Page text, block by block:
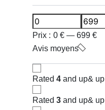
Prix : 0 € — 699 €
Avis moyens
Rated 4 and up& up
Rated 3 and up& up